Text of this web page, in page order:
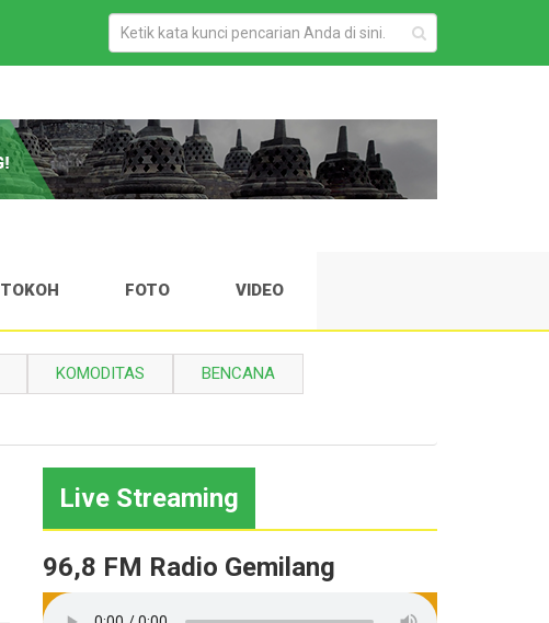
TOKOH FOTO VIDEO
KOMODITAS BENCANA
Live Streaming
96,8 FM Radio Gemilang